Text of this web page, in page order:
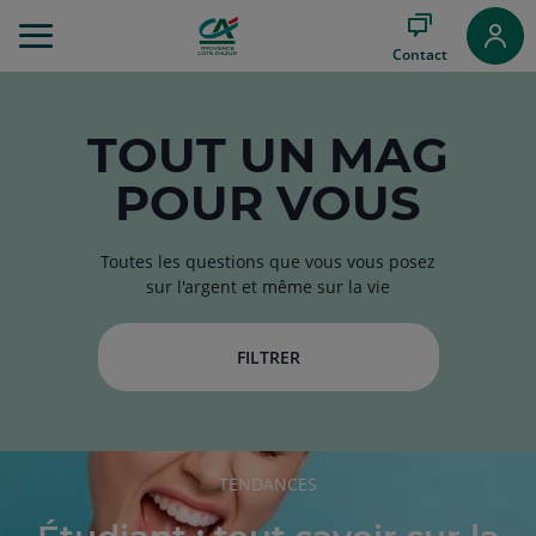
au
Contact
TOUT UN MAG
POUR VOUS
Toutes les questions que vous vous posez
sur l'argent et même sur la vie
FILTRER
RUBRIQUE
DE
L'ARTICLE
TENDANCES